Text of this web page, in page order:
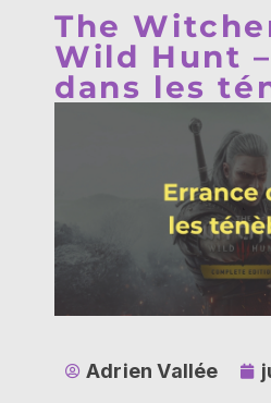
The
Wild Hunt
dans les
Adrien Vallée